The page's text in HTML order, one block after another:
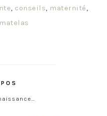
, conseils, maternité,